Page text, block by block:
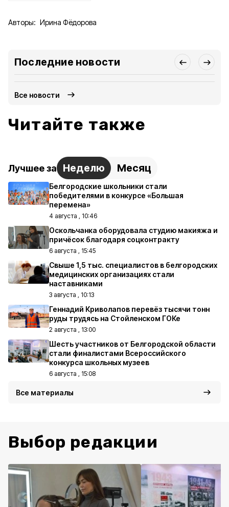
Авторы: Ирина Фёдорова
Последние новости
Все новости
Читайте также
Лучшее за Неделю Месяц
Белгородские школьники стали
победителями в конкурсе «Большая
перемена»
4 августа , 10:46
Оскольчанка оборудовала студию макияжа и
причёсок благодаря соцконтракту
6 августа , 15:45
Свыше 1,5 тыс. специалистов в белгородских
медицинских организациях стали
наставниками
3 августа , 10:13
Геннадий Криволапов перевёз тысячи тонн
руды трудясь на Стойленском ГОКе
2 августа , 13:00
Шесть участников от Белгородской области
стали финалистами Всероссийского
конкурса школьных музеев
6 августа , 15:08
Все материалы
Выбор редакции